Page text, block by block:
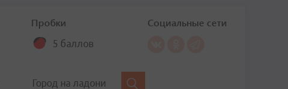
Пробки
5 баллов
Социальные сети
Город на ладони